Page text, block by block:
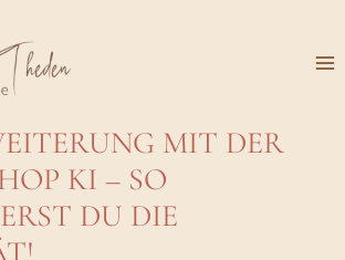
MIT DER
KI – SO
DU DIE